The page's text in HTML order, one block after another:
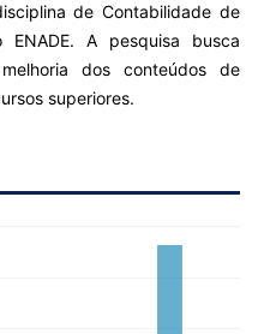
de Contabilidade de
A pesquisa busca
dos conteúdos de
superiores.